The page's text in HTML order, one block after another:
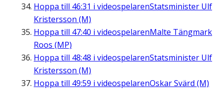
Hoppa till 46:31 i videospelarenStatsminister Ulf
Kristersson (M)
Hoppa till 47:40 i videospelarenMalte Tängmark
Roos (MP)
Hoppa till 48:48 i videospelarenStatsminister Ulf
Kristersson (M)
Hoppa till 49:59 i videospelarenOskar Svärd (M)